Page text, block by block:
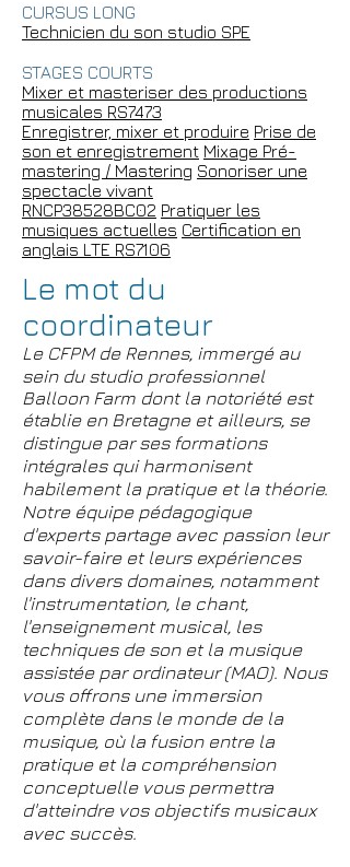
CURSUS LONG
Technicien du son studio SPE
STAGES COURTS
Mixer et masteriser des productions
musicales RS7473
Enregistrer, mixer et produire Prise de
son et enregistrement Mixage Pré-
mastering / Mastering Sonoriser une
spectacle vivant
RNCP38528BC02 Pratiquer les
musiques actuelles Certification en
anglais LTE RS7106
Le mot du
coordinateur
Le CFPM de Rennes, immergé au
sein du studio professionnel
Balloon Farm dont la notoriété est
établie en Bretagne et ailleurs, se
distingue par ses formations
intégrales qui harmonisent
habilement la pratique et la théorie.
Notre équipe pédagogique
d'experts partage avec passion leur
savoir-faire et leurs expériences
dans divers domaines, notamment
l'instrumentation, le chant,
l'enseignement musical, les
techniques de son et la musique
assistée par ordinateur (MAO). Nous
vous offrons une immersion
complète dans le monde de la
musique, où la fusion entre la
pratique et la compréhension
conceptuelle vous permettra
d'atteindre vos objectifs musicaux
avec succès.